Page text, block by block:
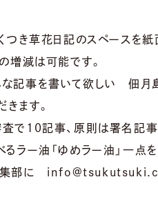
つき草花日記のスペースを
増減は可能です。
事を書いて欲しい 佃月
ます。
で10記事、原則は署名記事
ラー油「ゆめラー油」一点
集部に